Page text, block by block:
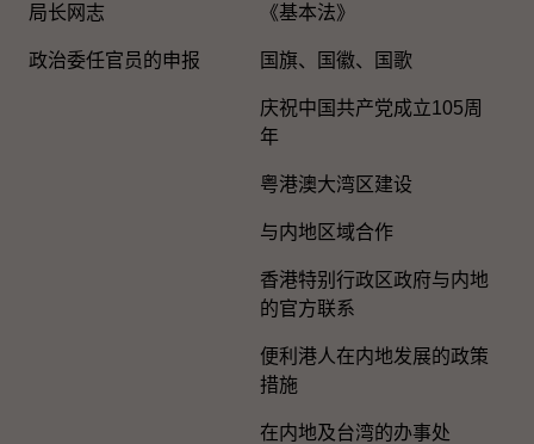
局长网志
政治委任官员的申报
《基本法》
国旗、国徽、国歌
庆祝中国共产党成立105周
年
粤港澳大湾区建设
与内地区域合作
香港特别行政区政府与内地
的官方联系
便利港人在内地发展的政策
措施
在内地及台湾的办事处